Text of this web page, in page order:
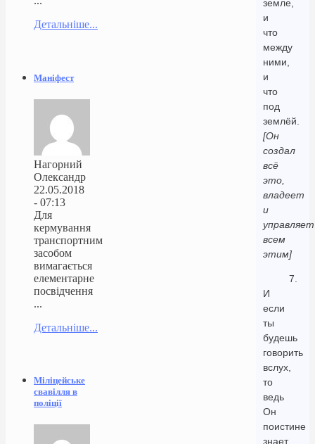
земле,
и
что
между
ними,
и
что
под
землёй.
[Он
создал
всё
это,
владеет
и
управляет
всем
этим]
7.
И
если
ты
будешь
говорить
вслух,
то
ведь
Он
поистине
знает
Детальніше...
Маніфест
Нагорний
Олександр
22.05.2018
- 07:13
Для
кермування
транспортним
засобом
вимагається
елементарне
посвідчення
...
Детальніше...
Міліцейське
свавілля в
поліції